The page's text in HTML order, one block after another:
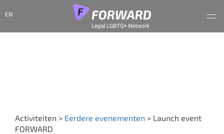
EN
Activiteiten > Eerdere evenementen > Launch event
FORWARD